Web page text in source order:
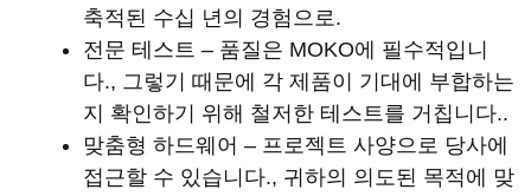
축적된 수십 년의 경험으로.
전문 테스트 – 품질은 MOKO에 필수적입니
다., 그렇기 때문에 각 제품이 기대에 부합하는
지 확인하기 위해 철저한 테스트를 거칩니다..
맞춤형 하드웨어 – 프로젝트 사양으로 당사에
접근할 수 있습니다., 귀하의 의도된 목적에 맞